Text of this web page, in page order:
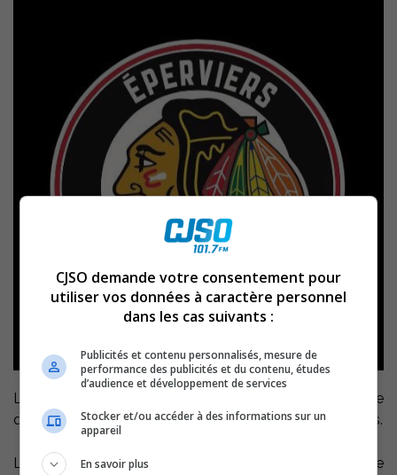
Le descripteurs des matchs à CJSO 101,7 fm dévoile ce
qui pourrait faire pencher la série en faveur des Éperviers.
La série entre vos préférés et le Cool FM débute
CJSO demande votre consentement pour
utiliser vos données à caractère personnel
dans les cas suivants :
Publicités et contenu personnalisés, mesure de
performance des publicités et du contenu, études
d’audience et développement de services
Stocker et/ou accéder à des informations sur un
appareil
En savoir plus